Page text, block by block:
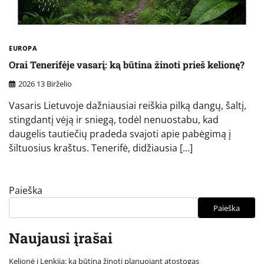
EUROPA
Orai Tenerifėje vasarį: ką būtina žinoti prieš kelionę?
2026 13 Birželio
Vasaris Lietuvoje dažniausiai reiškia pilką dangų, šaltį,
stingdantį vėją ir sniegą, todėl nenuostabu, kad
daugelis tautiečių pradeda svajoti apie pabėgimą į
šiltuosius kraštus. Tenerifė, didžiausia […]
Paieška
Paieška
Naujausi įrašai
Kelionė į Lenkiją: ką būtina žinoti planuojant atostogas